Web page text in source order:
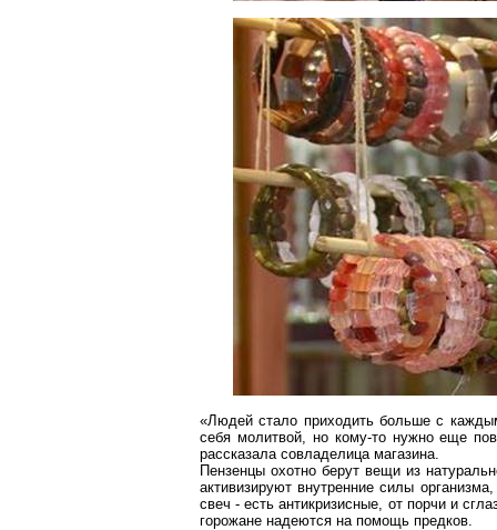
«Людей стало приходить больше с
себя молитвой, но кому-то нужно еще
рассказала совладелица магазина.
Пензенцы охотно берут вещи из
активизируют внутренние силы
свеч - есть антикризисные, от порчи и
горожане надеются на помощь предков.